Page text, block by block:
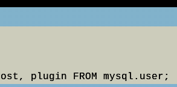
plugin FROM mysql.user;